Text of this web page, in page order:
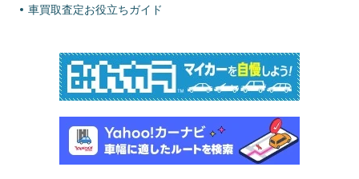
車買取査定お役立ちガイド